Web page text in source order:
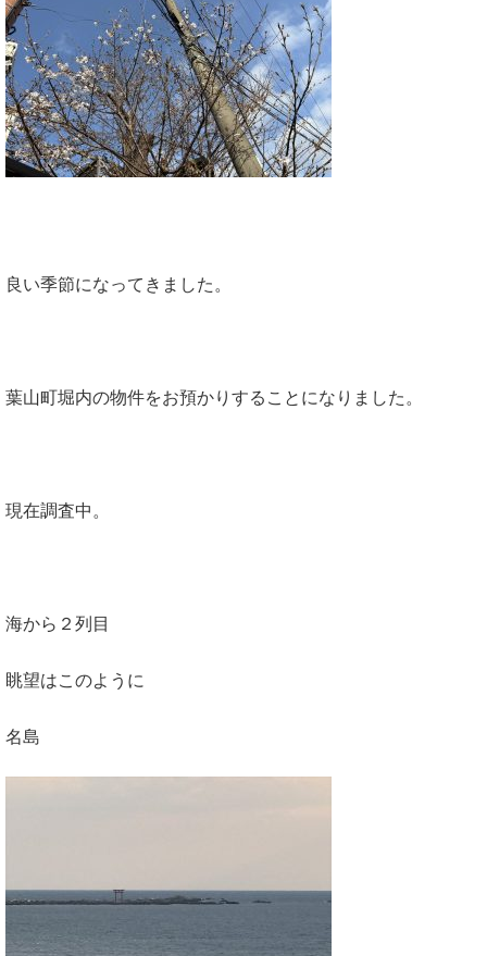
良い季節になってきました。
葉山町堀内の物件をお預かりすることになりました。
現在調査中。
海から２列目
眺望はこのように
名島